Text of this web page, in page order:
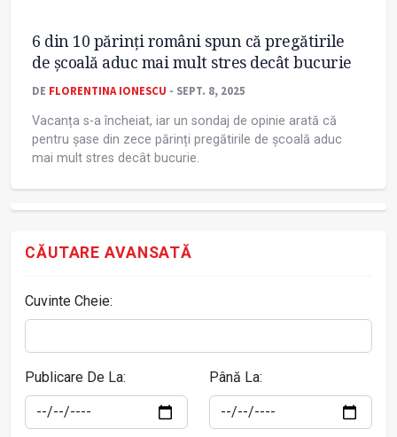
6 din 10 părinți români spun că pregătirile
de școală aduc mai mult stres decât bucurie
DE FLORENTINA IONESCU - SEPT. 8, 2025
Vacanța s-a încheiat, iar un sondaj de opinie arată că
pentru șase din zece părinți pregătirile de școală aduc
mai mult stres decât bucurie.
CĂUTARE AVANSATĂ
Cuvinte Cheie:
Publicare De La: Până La: